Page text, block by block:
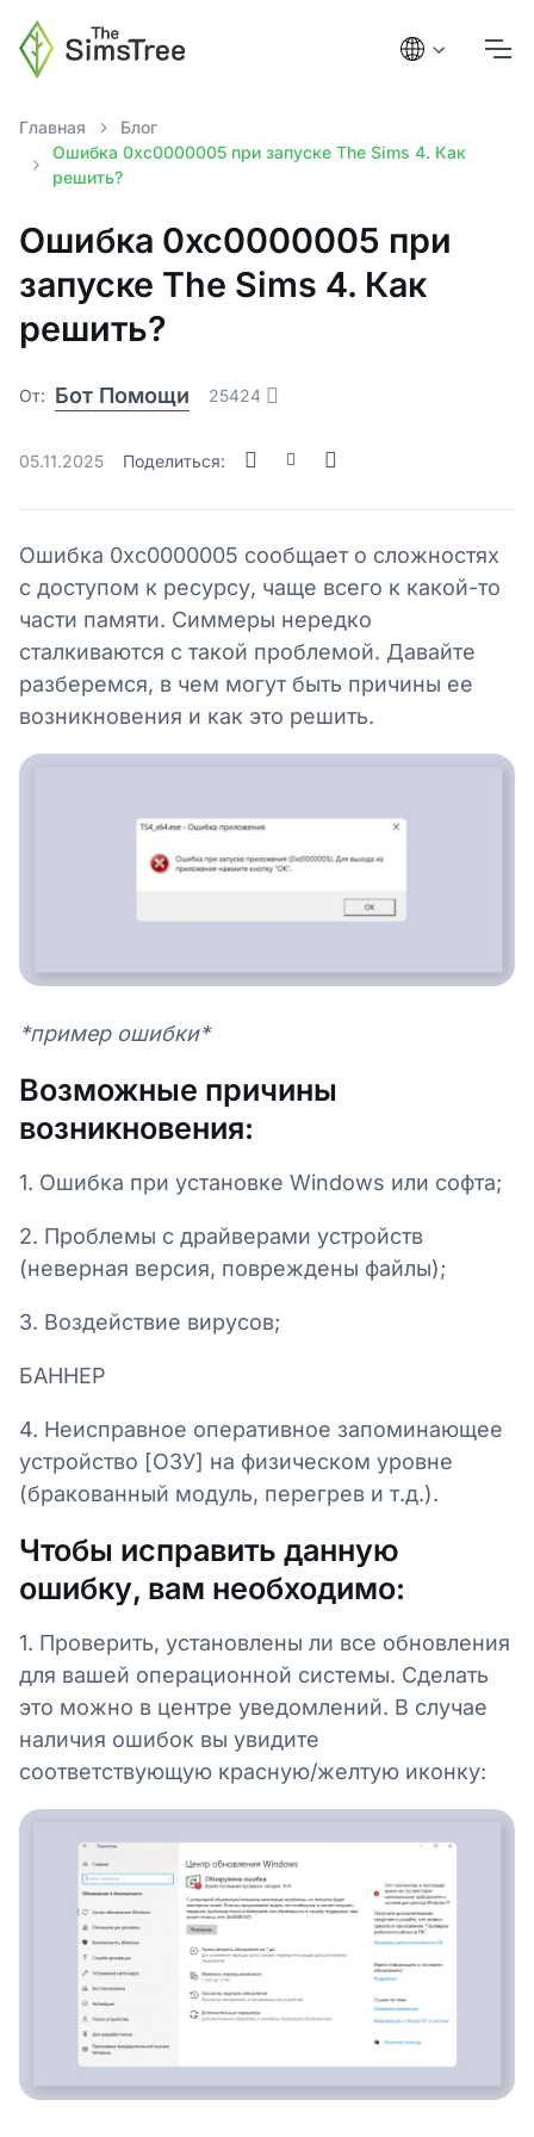
Главная
Блог
Ошибка 0xc0000005 при запуске The Sims 4. Как
решить?
Ошибка 0xc0000005 при
запуске The Sims 4. Как
решить?
От: Бот Помощи 25424
05.11.2025 Поделиться:
Ошибка 0xc0000005 сообщает о сложностях
с доступом к ресурсу, чаще всего к какой-то
части памяти. Симмеры нередко
сталкиваются с такой проблемой. Давайте
разберемся, в чем могут быть причины ее
возникновения и как это решить.
*пример ошибки*
Возможные причины
возникновения:
1. Ошибка при установке Windows или софта;
2. Проблемы с драйверами устройств
(неверная версия, повреждены файлы);
3. Воздействие вирусов;
БАННЕР
4. Неисправное оперативное запоминающее
устройство [ОЗУ] на физическом уровне
(бракованный модуль, перегрев и т.д.).
Чтобы исправить данную
ошибку, вам необходимо:
1. Проверить, установлены ли все обновления
для вашей операционной системы. Сделать
это можно в центре уведомлений. В случае
наличия ошибок вы увидите
соответствующую красную/желтую иконку: